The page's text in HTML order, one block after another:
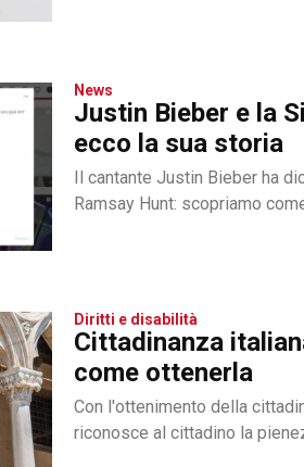
News
Justin Bieber e la
ecco la sua storia
Il cantante Justin Bieber ha
Ramsay Hunt: scopriamo
Diritti e disabilità
Cittadinanza
come ottenerla
Con l'ottenimento della
riconosce al cittadino la